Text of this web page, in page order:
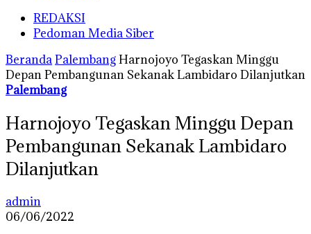
REDAKSI
Pedoman Media Siber
BerandaPalembangHarnojoyo Tegaskan Minggu
Depan Pembangunan Sekanak Lambidaro Dilanjutkan
Palembang
Harnojoyo Tegaskan Minggu Depan
Pembangunan Sekanak Lambidaro
Dilanjutkan
admin
06/06/2022